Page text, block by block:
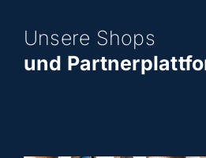
Unsere Shops
und